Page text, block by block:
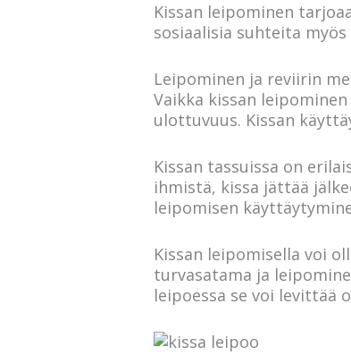
Kissan leipominen
sosiaalisia suhteita
Leipominen ja reviirin
Vaikka kissan
ulottuvuus. Kissan
Kissan tassuissa on
ihmistä, kissa jättää
leipomisen
Kissan leipomisella voi
turvasatama ja
leipoessa se voi levittää